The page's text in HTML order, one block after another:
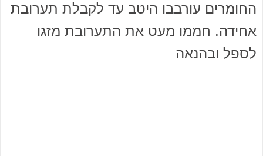
החומרים עורבבו היטב עד לקבלת תערובת
אחידה. חממו מעט את התערובת מזגו
לספל ובהנאה